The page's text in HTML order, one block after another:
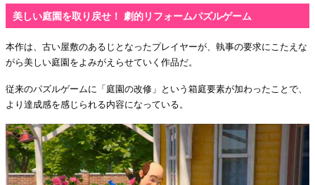
美しい庭園を取り戻せ！ 劇的リフォームパズルゲーム
本作は、古い屋敷のあるじとなったプレイヤーが、執事の要求にこたえな
がら美しい庭園をよみがえらせていく作品だ。
従来のパズルゲームに「庭園の改修」という箱庭要素が加わったことで、
より達成感を感じられる内容になっている。